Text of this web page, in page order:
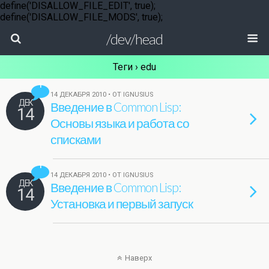
define('DISALLOW_FILE_EDIT', true);
define('DISALLOW_FILE_MODS', true);
/dev/head
Теги › edu
1
ДЕК
14
14 ДЕКАБРЯ 2010 • ОТ IGNUSIUS
Введение в Common Lisp:
Основы языка и работа со
списками
1
ДЕК
14
14 ДЕКАБРЯ 2010 • ОТ IGNUSIUS
Введение в Common Lisp:
Установка и первый запуск
Наверх